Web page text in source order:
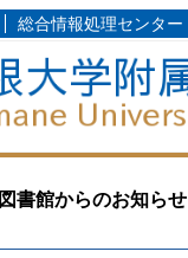
総合情報処理センター
図書館からのお知らせ